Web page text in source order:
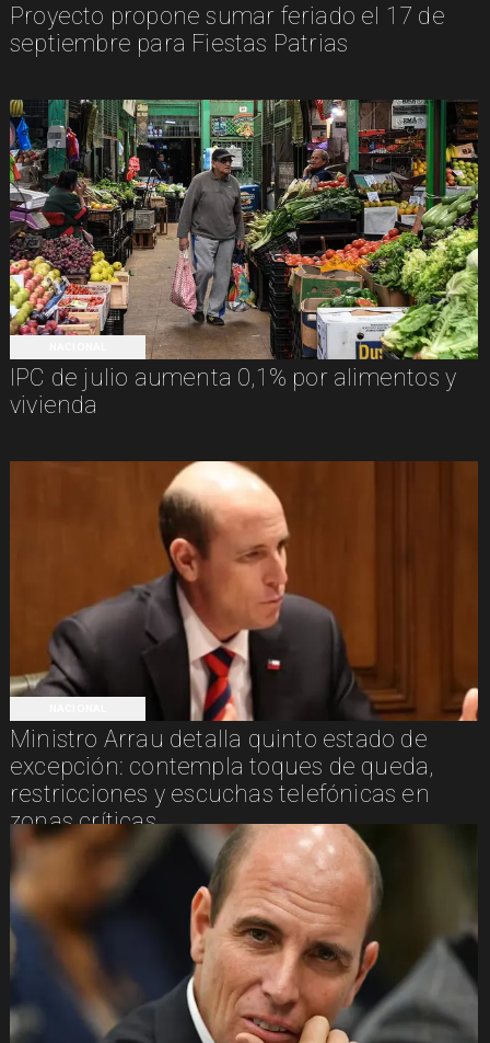
Proyecto propone sumar feriado el 17 de
septiembre para Fiestas Patrias
IPC de julio aumenta 0,1% por alimentos y
vivienda
Ministro Arrau detalla quinto estado de
excepción: contempla toques de queda,
restricciones y escuchas telefónicas en
zonas críticas